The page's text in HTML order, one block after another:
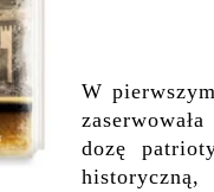
W
dozę